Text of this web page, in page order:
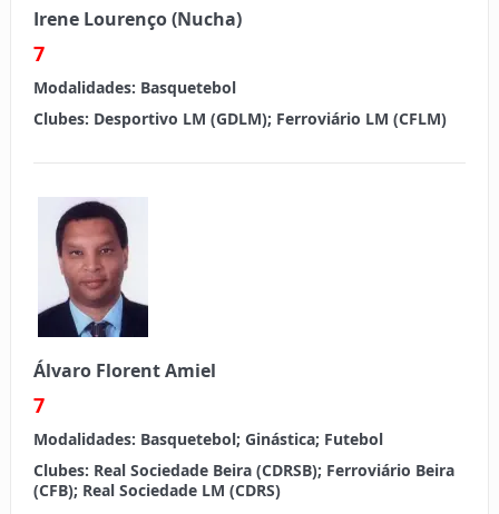
Irene Lourenço (Nucha)
7
Modalidades: Basquetebol
Clubes: Desportivo LM (GDLM); Ferroviário LM (CFLM)
Álvaro Florent Amiel
7
Modalidades: Basquetebol; Ginástica; Futebol
Clubes: Real Sociedade Beira (CDRSB); Ferroviário Beira
(CFB); Real Sociedade LM (CDRS)